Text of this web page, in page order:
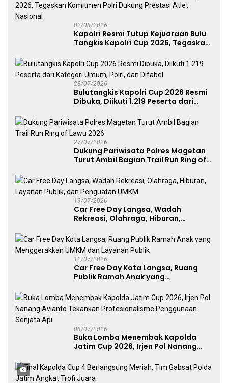
02/08/2026
Kapolri Resmi Tutup Kejuaraan Bulu
Tangkis Kapolri Cup 2026, Tegaskan
Atlet Nasional
28/07/2026
Bulutangkis Kapolri Cup 2026 Resmi
Dibuka, Diikuti 1.219 Peserta dari
27/07/2026
Dukung Pariwisata Polres Magetan
Turut Ambil Bagian Trail Run Ring of
19/07/2026
Car Free Day Langsa, Wadah
Rekreasi, Olahraga, Hiburan,
UMKM
12/07/2026
Car Free Day Kota Langsa, Ruang
Publik Ramah Anak yang
Publik
08/07/2026
Buka Lomba Menembak Kapolda
Jatim Cup 2026, Irjen Pol Nanang
Penggunaan Senjata Api